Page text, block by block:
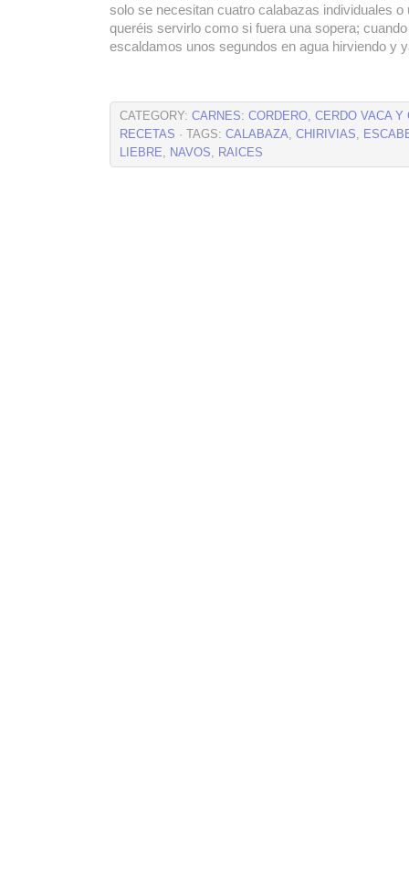
solo se necesitan cuatro calabazas individuales o
queréis servirlo como si fuera una sopera;
escaldamos unos segundos en agua hirviendo y
CATEGORY: CARNES: CORDERO, CERDO VACA Y
RECETAS · TAGS: CALABAZA, CHIRIVIAS,
LIEBRE, NAVOS, RAICES